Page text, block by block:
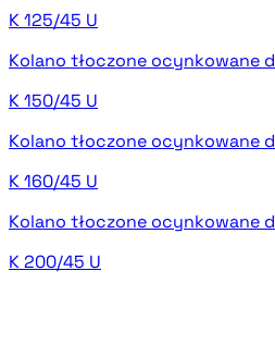
K 125/45 U
Kolano tłoczone ocynkowane
K 150/45 U
Kolano tłoczone ocynkowane
K 160/45 U
Kolano tłoczone ocynkowane
K 200/45 U